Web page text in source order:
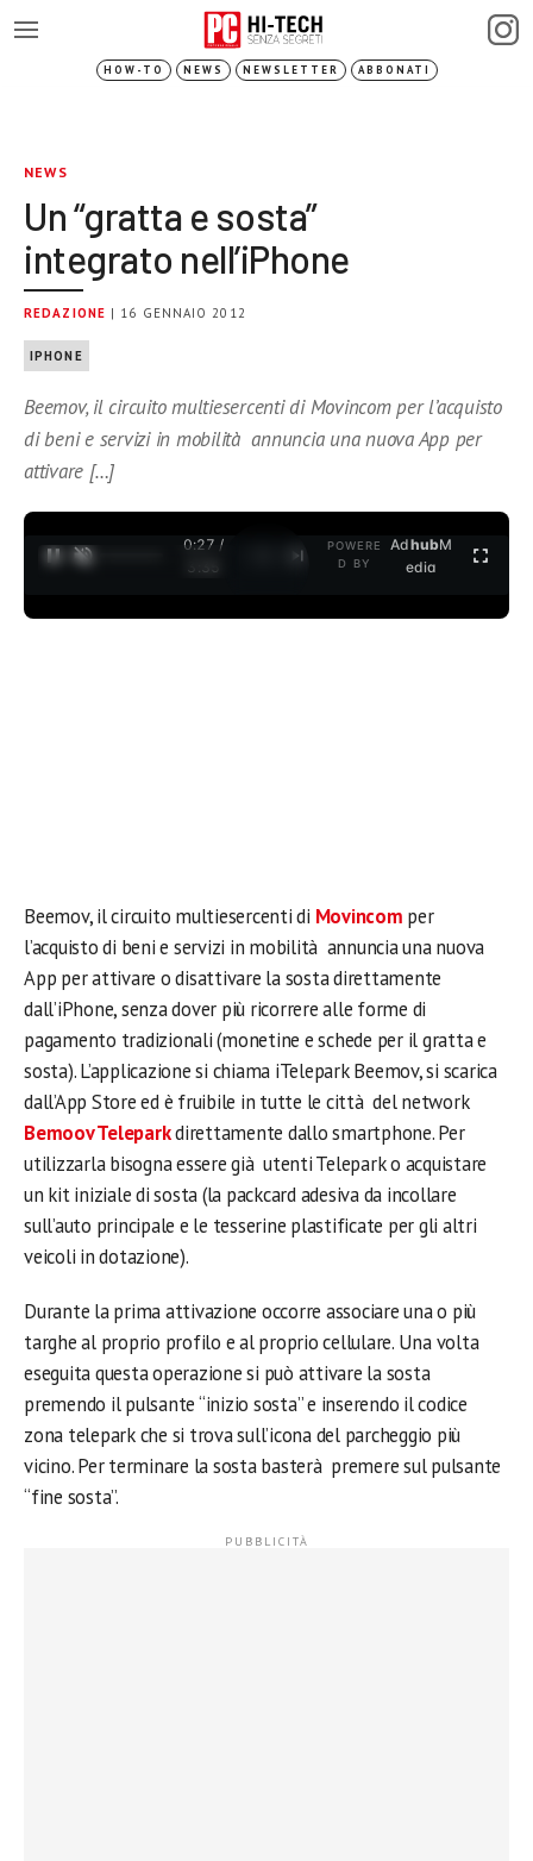
HOW-TO NEWS NEWSLETTER ABBONATI
NEWS
Un “gratta e sosta”
integrato nell’iPhone
REDAZIONE | 16 GENNAIO 2012
IPHONE
Beemov, il circuito multiesercenti di Movincom per l’acquisto
di beni e servizi in mobilità annuncia una nuova App per
attivare […]
0:27 /
3:35
POWERE
D BY
AdhubM
edia
Beemov, il circuito multiesercenti di Movincom per
l’acquisto di beni e servizi in mobilità annuncia una nuova
App per attivare o disattivare la sosta direttamente
dall’iPhone, senza dover più ricorrere alle forme di
pagamento tradizionali (monetine e schede per il gratta e
sosta). L’applicazione si chiama iTelepark Beemov, si scarica
dall’App Store ed è fruibile in tutte le città del network
Bemoov Teleparkdirettamente dallo smartphone. Per
utilizzarla bisogna essere già utenti Telepark o acquistare
un kit iniziale di sosta (la packcard adesiva da incollare
sull’auto principale e le tesserine plastificate per gli altri
veicoli in dotazione).
Durante la prima attivazione occorre associare una o più
targhe al proprio profilo e al proprio cellulare. Una volta
eseguita questa operazione si può attivare la sosta
premendo il pulsante “inizio sosta” e inserendo il codice
zona telepark che si trova sull’icona del parcheggio più
vicino. Per terminare la sosta basterà premere sul pulsante
“fine sosta”.